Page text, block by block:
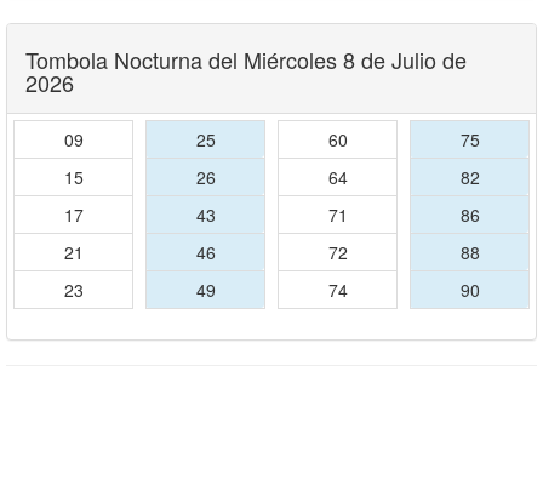
Tombola Nocturna del Miércoles 8 de Julio de
2026
09
15
17
21
23
25
26
43
46
49
60
64
71
72
74
75
82
86
88
90